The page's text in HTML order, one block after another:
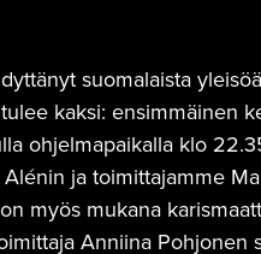
suomalaista
kaksi: ensimmäinen
ohjelmapaikalla klo
ja toimittajamme
myös mukana
Anniina Pohjonen